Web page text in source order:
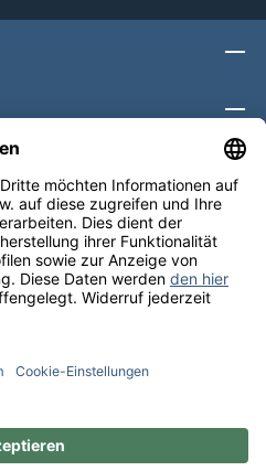
Mehrwertsteuer zzgl.
im Bio-Kontrollverfahren
€ Bestellwert in DE. Werktags